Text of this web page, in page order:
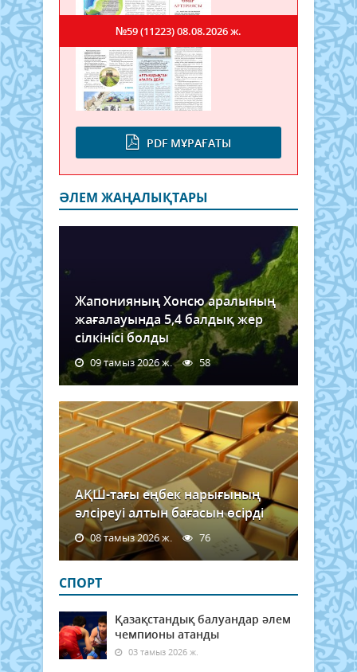
жел
PDF МҰРАҒАТЫ
№59 (11223)08.08.2026 ж.
ӘЛЕМ ЖАҢАЛЫҚТАРЫ
Жапонияның Хонсю аралының
жағалауында 5,4 балдық жер
сілкінісі болды
09 тамыз 2026 ж. 58
АҚШ-тағы еңбек нарығының
әлсіреуі алтын бағасын өсірді
08 тамыз 2026 ж. 76
СПОРТ
Қазақстандық балуандар әлем
чемпионы атанды
03 тамыз 2026 ж.